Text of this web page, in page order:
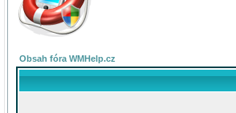
Obsah fóra WMHelp.cz